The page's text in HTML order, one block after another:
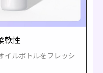
軟性
イルボトルをフレッシ